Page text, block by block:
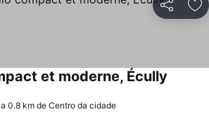
Partilhar
et moderne, Écully
a 0.8 km de Centro da cidade